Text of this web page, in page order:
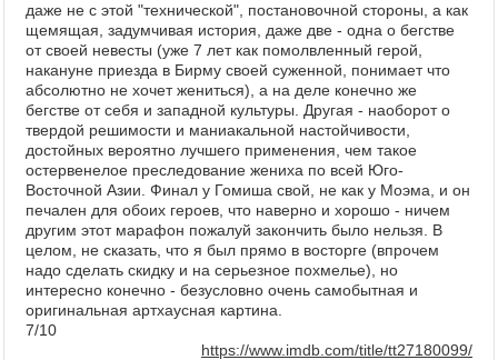
даже не с этой "технической", постановочной стороны, а как
щемящая, задумчивая история, даже две - одна о бегстве
от своей невесты (уже 7 лет как помолвленный герой,
накануне приезда в Бирму своей суженной, понимает что
абсолютно не хочет жениться), а на деле конечно же
бегстве от себя и западной культуры. Другая - наоборот о
твердой решимости и маниакальной настойчивости,
достойных вероятно лучшего применения, чем такое
остервенелое преследование жениха по всей Юго-
Восточной Азии. Финал у Гомиша свой, не как у Моэма, и он
печален для обоих героев, что наверно и хорошо - ничем
другим этот марафон пожалуй закончить было нельзя. В
целом, не сказать, что я был прямо в восторге (впрочем
надо сделать скидку и на серьезное похмелье), но
интересно конечно - безусловно очень самобытная и
оригинальная артхаусная картина.
7/10
https://www.imdb.com/title/tt27180099/